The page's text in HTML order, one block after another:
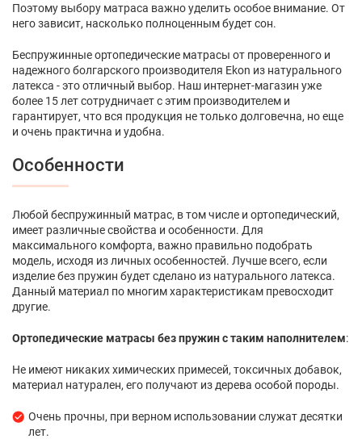
Поэтому выбору матраса важно уделить особое внимание. От
него зависит, насколько полноценным будет сон.
Беспружинные ортопедические матрасы от проверенного и
надежного болгарского производителя Ekon из натурального
латекса - это отличный выбор. Наш интернет-магазин уже
более 15 лет сотрудничает с этим производителем и
гарантирует, что вся продукция не только долговечна, но еще
и очень практична и удобна.
Особенности
Любой беспружинный матрас, в том числе и ортопедический,
имеет различные свойства и особенности. Для
максимального комфорта, важно правильно подобрать
модель, исходя из личных особенностей. Лучше всего, если
изделие без пружин будет сделано из натурального латекса.
Данный материал по многим характеристикам превосходит
другие.
Ортопедические матрасы без пружин с таким наполнителем:
Не имеют никаких химических примесей, токсичных добавок,
материал натурален, его получают из дерева особой породы.
Очень прочны, при верном использовании служат десятки
лет.